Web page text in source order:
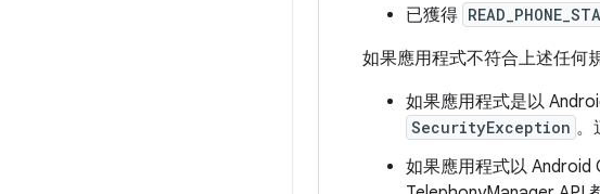
已獲得
如果應用程式不符合上述任何
如果應用程式是以
SecurityException 。
如果應用程式以 Android